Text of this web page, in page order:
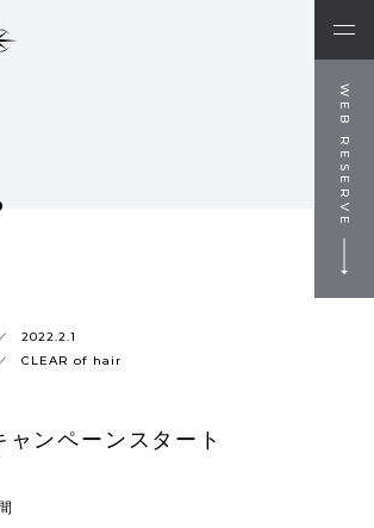
WEB RESERVE
2022.2.1
CLEAR of hair
ャンペーンスタート